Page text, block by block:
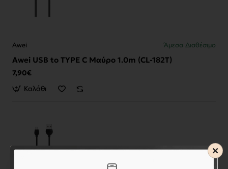
Awei Άμεσα Διαθέσιμο
Awei USB to TYPE C Μαύρο 1.0m (CL-182T)
7,90€
Καλάθι